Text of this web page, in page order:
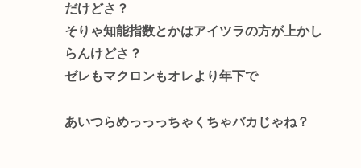
だけどさ？
そりゃ知能指数とかはアイツラの方が上かし
らんけどさ？
ゼレもマクロンもオレより年下で
あいつらめっっっちゃくちゃバカじゃね？